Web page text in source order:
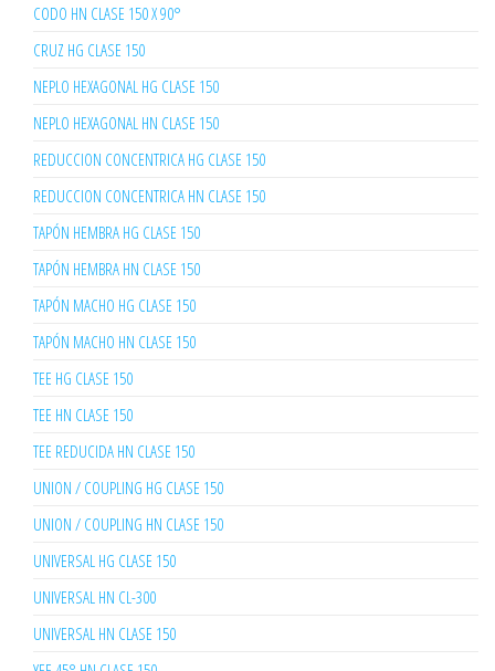
CODO HN CLASE 150 X 90°
CRUZ HG CLASE 150
NEPLO HEXAGONAL HG CLASE 150
NEPLO HEXAGONAL HN CLASE 150
REDUCCION CONCENTRICA HG CLASE 150
REDUCCION CONCENTRICA HN CLASE 150
TAPÓN HEMBRA HG CLASE 150
TAPÓN HEMBRA HN CLASE 150
TAPÓN MACHO HG CLASE 150
TAPÓN MACHO HN CLASE 150
TEE HG CLASE 150
TEE HN CLASE 150
TEE REDUCIDA HN CLASE 150
UNION / COUPLING HG CLASE 150
UNION / COUPLING HN CLASE 150
UNIVERSAL HG CLASE 150
UNIVERSAL HN CL-300
UNIVERSAL HN CLASE 150